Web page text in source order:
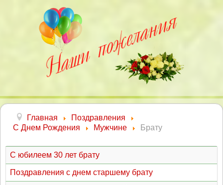
Главная
Поздравления
С Днем Рождения
Мужчине Брату
С юбилеем 30 лет брату
Поздравления с днем старшему брату